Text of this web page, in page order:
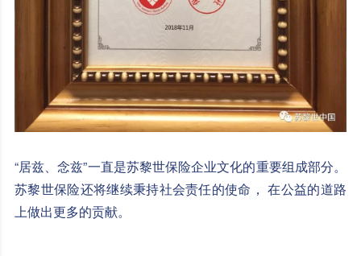
“居兹、念兹”一直是苏黎世保险企业文化的重要组成部分。
苏黎世保险还将继续秉持社会责任的使命， 在公益的道路
上做出更多的贡献。